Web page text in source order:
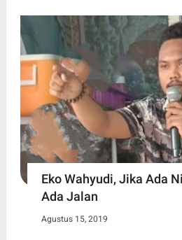
Eko Wahyudi, Jika Ada
Ada Jalan
Agustus 15, 2019